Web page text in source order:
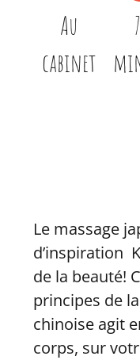
Au
cabinet
Le massage
d’inspiration
de la beauté!
principes de
chinoise agit
corps, sur